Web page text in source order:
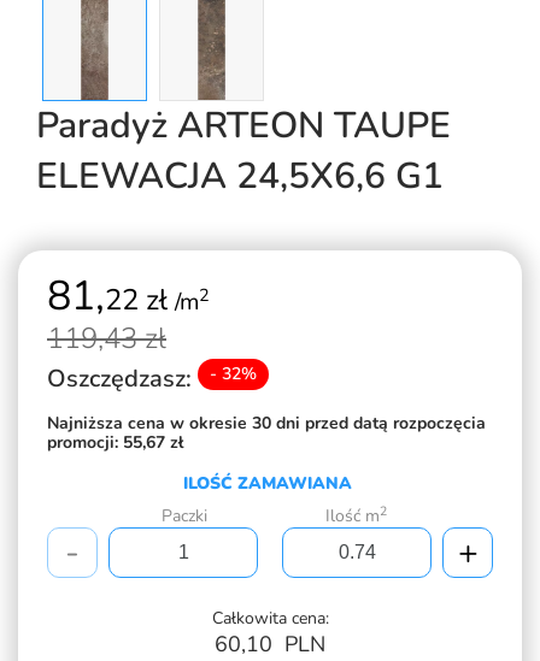
Paradyż ARTEON TAUPE
ELEWACJA 24,5X6,6 G1
81,22 zł/m2
119,43 zł
Oszczędzasz: - 32%
Najniższa cena w okresie 30 dni przed datą rozpoczęcia
promocji: 55,67 zł
ILOŚĆ ZAMAWIANA
Paczki
Ilość m2
- +
Całkowita cena:
60,10 PLN